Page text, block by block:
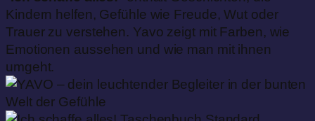
Kindern helfen, Gefühle wie Freude, Wut oder
Trauer zu verstehen. Yavo zeigt mit Farben, wie
Emotionen aussehen und wie man mit ihnen
umgeht.